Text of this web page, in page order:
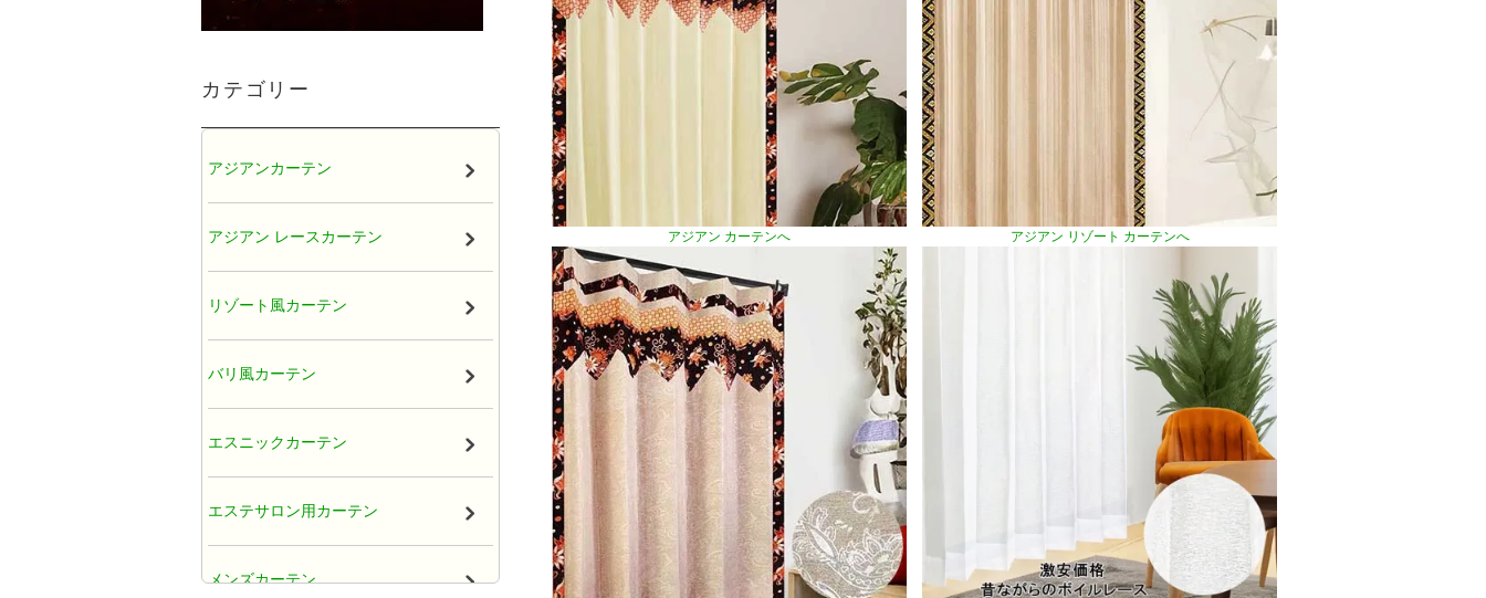
アジアン カーテンへ アジアン リゾート カーテンへ
カテゴリー
アジアンカーテン
アジアン レースカーテン
リゾート風カーテン
バリ風カーテン
エスニックカーテン
エステサロン用カーテン
メンズカーテン